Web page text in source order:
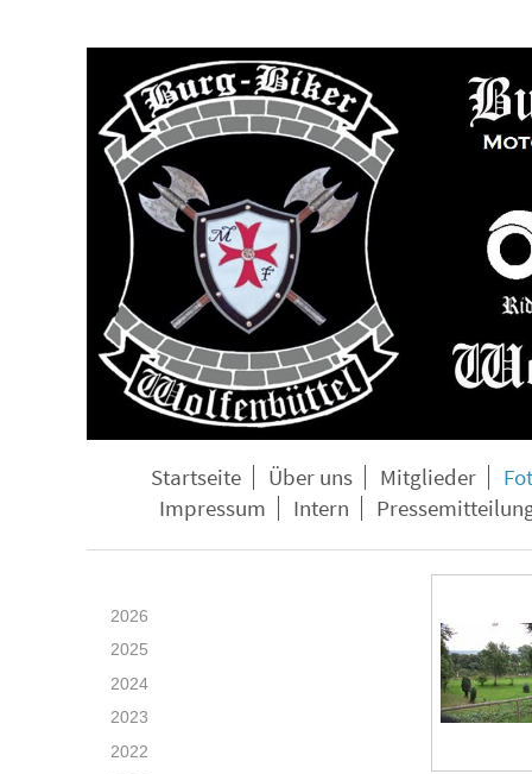
Startseite Über uns Mitglieder
Impressum
Intern
2026
2025
2024
2023
2022